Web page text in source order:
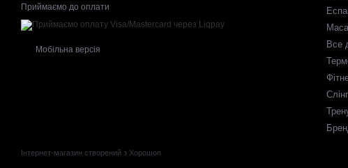
Приймаємо до оплати
Мобільна версія
Інтернет-магазин створений з Хорошоп
Все